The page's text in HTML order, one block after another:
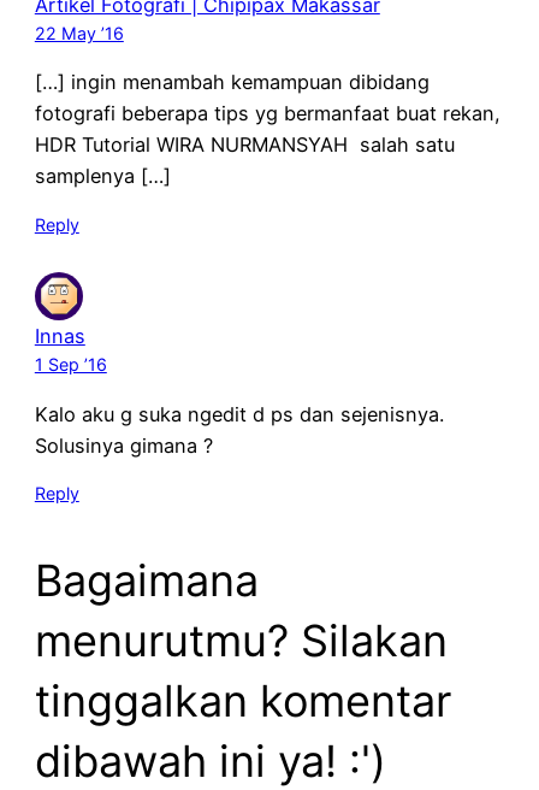
Artikel Fotografi | Chipipax Makassar
22 May ’16
[…] ingin menambah kemampuan dibidang
fotografi beberapa tips yg bermanfaat buat rekan,
HDR Tutorial WIRA NURMANSYAH salah satu
samplenya […]
Reply
Innas
1 Sep ’16
Kalo aku g suka ngedit d ps dan sejenisnya.
Solusinya gimana ?
Reply
Bagaimana
menurutmu? Silakan
tinggalkan komentar
dibawah ini ya! :')